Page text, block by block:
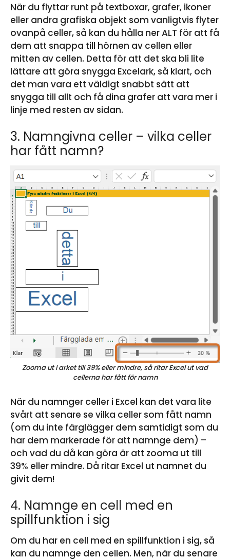
När du flyttar runt på textboxar, grafer, ikoner
eller andra grafiska objekt som vanligtvis flyter
ovanpå celler, så kan du hålla ner ALT för att få
dem att snappa till hörnen av cellen eller
mitten av cellen. Detta för att det ska bli lite
lättare att göra snygga Excelark, så klart, och
det man vara ett väldigt snabbt sätt att
snygga till allt och få dina grafer att vara mer i
linje med resten av sidan.
3. Namngivna celler – vilka celler
har fått namn?
Zooma ut i arket till 39% eller mindre, så ritar Excel ut vad
cellerna har fått för namn
När du namnger celler i Excel kan det vara lite
svårt att senare se vilka celler som fått namn
(om du inte färglägger dem samtidigt som du
har dem markerade för att namnge dem) –
och vad du då kan göra är att zooma ut till
39% eller mindre. Då ritar Excel ut namnet du
givit dem!
4. Namnge en cell med en
spillfunktion i sig
Om du har en cell med en spillfunktion i sig, så
kan du namnge den cellen. Men, när du senare